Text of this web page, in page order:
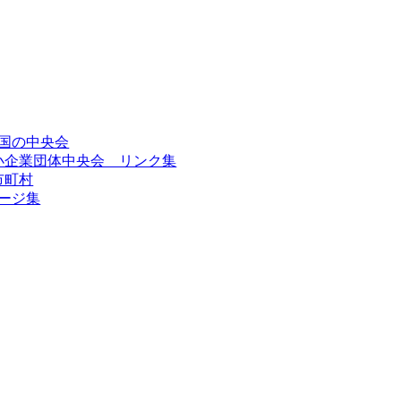
の中央会
企業団体中央会 リンク集
町村
ジ集